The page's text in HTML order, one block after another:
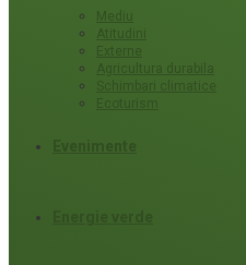
Mediu
Atitudini
Externe
Agricultura durabila
Schimbari climatice
Ecoturism